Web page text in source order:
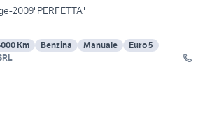
2009"PERFETTA"
Km Benzina Manuale
Euro 5